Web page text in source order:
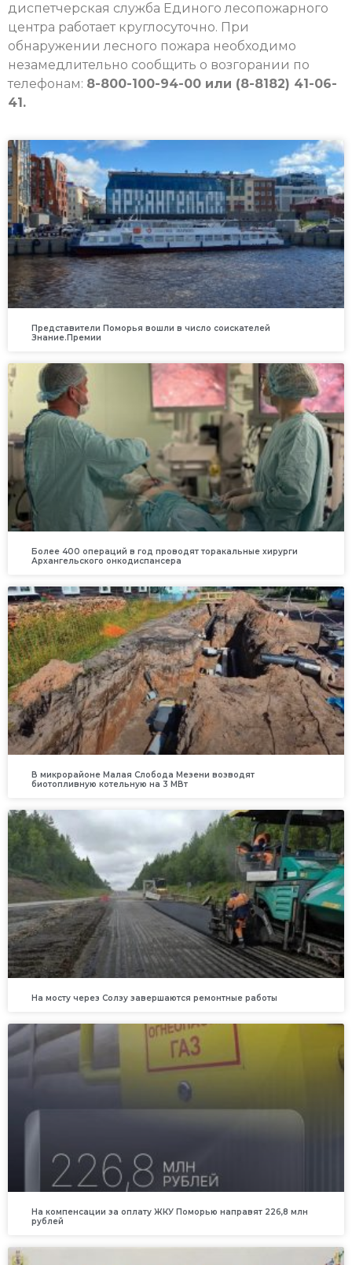
диспетчерская служба Единого лесопожарного
центра работает круглосуточно. При
обнаружении лесного пожара необходимо
незамедлительно сообщить о возгорании по
телефонам: 8-800-100-94-00 или (8-8182) 41-06-
41.
Представители Поморья вошли в число соискателей
Знание.Премии
Более 400 операций в год проводят торакальные хирурги
Архангельского онкодиспансера
В микрорайоне Малая Слобода Мезени возводят
биотопливную котельную на 3 МВт
На мосту через Солзу завершаются ремонтные работы
На компенсации за оплату ЖКУ Поморью направят 226,8 млн
рублей